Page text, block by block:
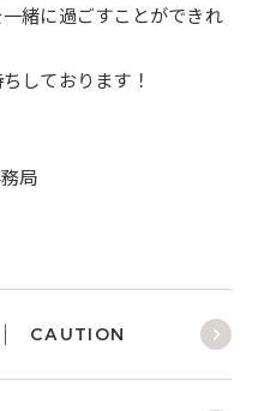
緒に過ごすことができれ
しております！
局
CAUTION